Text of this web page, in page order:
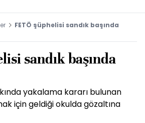
FETÖ şüphelisi sandık başında
sandık başında
yakalama kararı bulunan
için geldiği okulda gözaltına